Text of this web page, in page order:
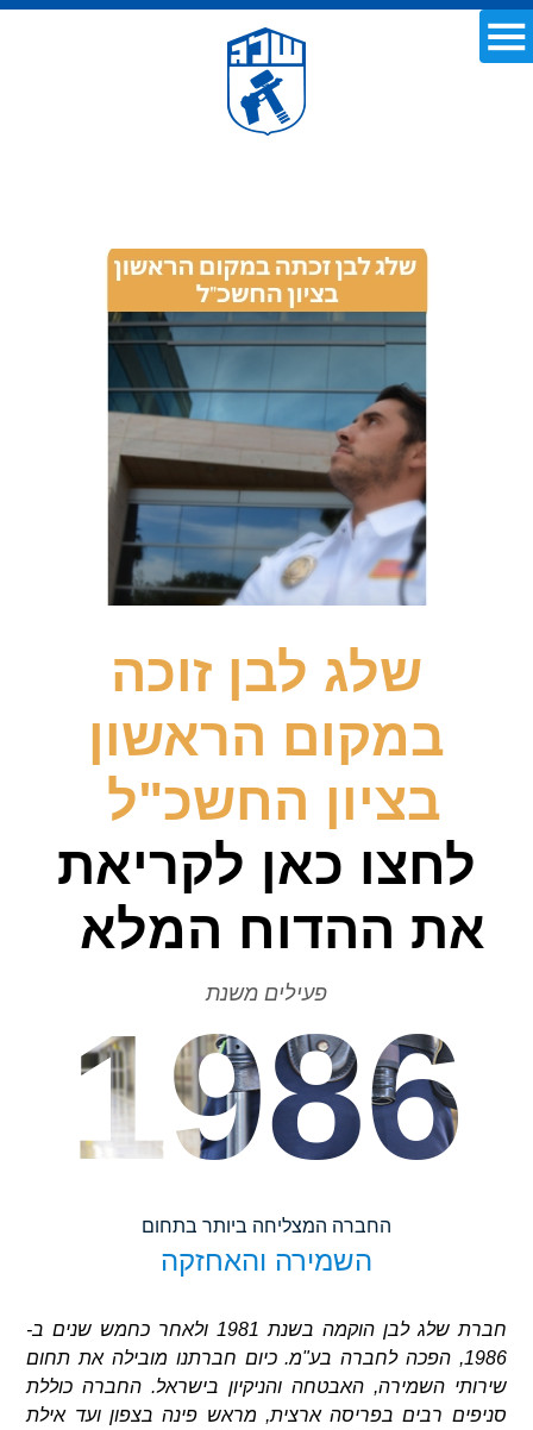
שלג לבן זוכה
במקום הראשון
בציון החשכ"ל
לחצו כאן לקריאת
את ההדוח המלא
פעילים משנת
1986
החברה המצליחה ביותר בתחום
השמירה והאחזקה
חברת שלג לבן הוקמה בשנת 1981 ולאחר כחמש שנים ב-
1986, הפכה לחברה בע"מ. כיום חברתנו מובילה את תחום
שירותי השמירה, האבטחה והניקיון בישראל. החברה כוללת
סניפים רבים בפריסה ארצית, מראש פינה בצפון ועד אילת